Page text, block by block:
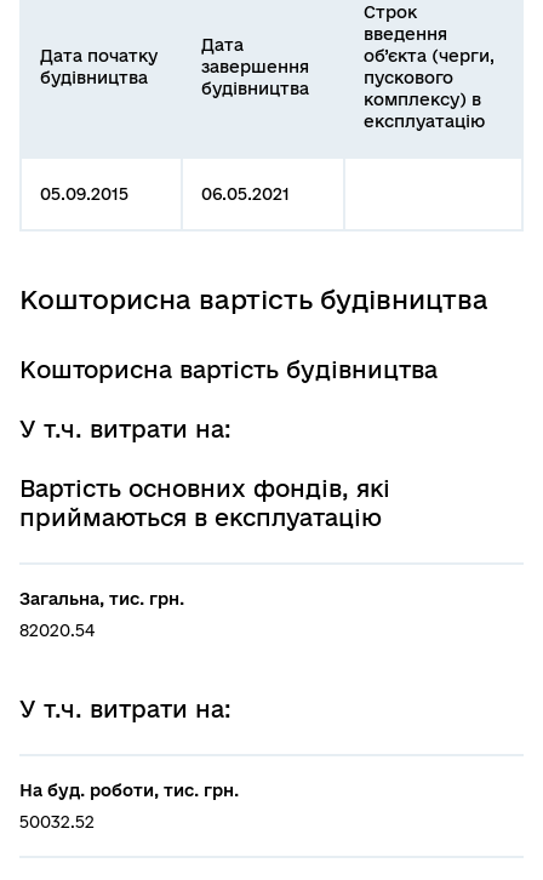
Дата початку
будівництва
Дата
завершення
будівництва
Строк
введення
об’єкта (черги,
пускового
комплексу) в
експлуатацію
05.09.2015 06.05.2021
Кошторисна вартість будівництва
Кошторисна вартість будівництва
У т.ч. витрати на:
Вартість основних фондів, які
приймаються в експлуатацію
Загальна, тис. грн.
82020.54
У т.ч. витрати на:
На буд. роботи, тис. грн.
50032.52